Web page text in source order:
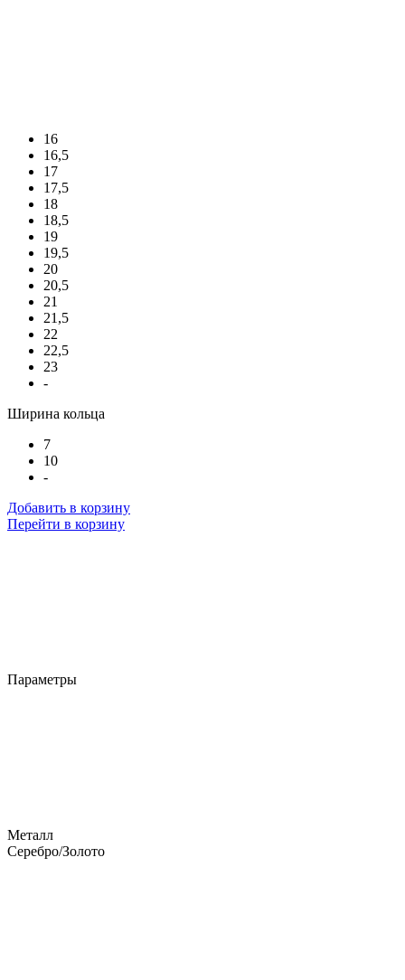
16
16,5
17
17,5
18
18,5
19
19,5
20
20,5
21
21,5
22
22,5
23
-
Ширина кольца
7
10
-
Добавить в корзину
Перейти в корзину
Параметры
Металл
Серебро/Золото